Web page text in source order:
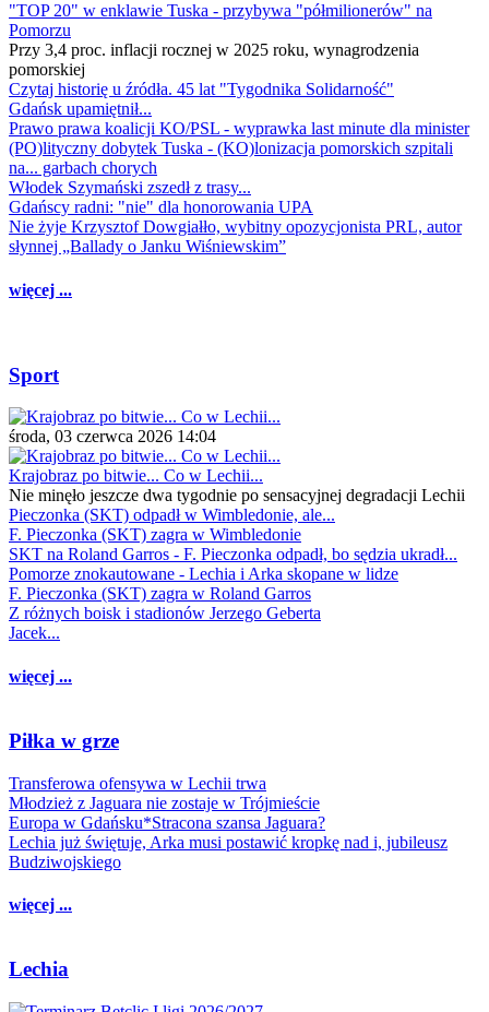
"TOP 20" w enklawie Tuska - przybywa "półmilionerów" na
Pomorzu
Przy 3,4 proc. inflacji rocznej w 2025 roku, wynagrodzenia
pomorskiej
Czytaj historię u źródła. 45 lat "Tygodnika Solidarność"
Gdańsk upamiętnił...
Prawo prawa koalicji KO/PSL - wyprawka last minute dla minister
(PO)lityczny dobytek Tuska - (KO)lonizacja pomorskich szpitali
na... garbach chorych
Włodek Szymański zszedł z trasy...
Gdańscy radni: "nie" dla honorowania UPA
Nie żyje Krzysztof Dowgiałło, wybitny opozycjonista PRL, autor
słynnej „Ballady o Janku Wiśniewskim”
więcej ...
Sport
środa, 03 czerwca 2026 14:04
Krajobraz po bitwie... Co w Lechii...
Nie minęło jeszcze dwa tygodnie po sensacyjnej degradacji Lechii
Pieczonka (SKT) odpadł w Wimbledonie, ale...
F. Pieczonka (SKT) zagra w Wimbledonie
SKT na Roland Garros - F. Pieczonka odpadł, bo sędzia ukradł...
Pomorze znokautowane - Lechia i Arka skopane w lidze
F. Pieczonka (SKT) zagra w Roland Garros
Z różnych boisk i stadionów Jerzego Geberta
Jacek...
więcej ...
Piłka w grze
Transferowa ofensywa w Lechii trwa
Młodzież z Jaguara nie zostaje w Trójmieście
Europa w Gdańsku*Stracona szansa Jaguara?
Lechia już świętuje, Arka musi postawić kropkę nad i, jubileusz
Budziwojskiego
więcej ...
Lechia